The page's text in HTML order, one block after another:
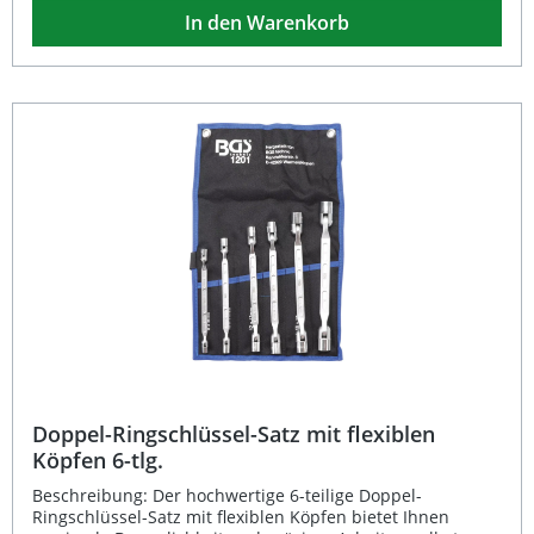
sorgt. Ob in der Profi-Werkstatt oder im privaten Einsatz:
Mit diesem Satz haben Sie stets das passende Werkzeug
griffbereit. 9-teiliges Set mit gängigen Schlüsselweiten 6x7
und Korrosionsschutz In praktischer Tetron-Rolltasche für
Ordnung und Transport Ideal für Werkstatt, Heimwerker
und mobile Einsätze Präzise Fertigung für exakten Sitz an
Schrauben und Muttern Lieferumfang: 1x
Rohrsteckschlüssel-Satz 9-teilig Größen: 6x7, 8x9, 10x11,
12x13, 14x15, 16x17, 18x19, 20x22 mm Tetron-Rolltasche
In den Warenkorb
Doppel-Ringschlüssel-Satz mit flexiblen
Köpfen 6-tlg.
Beschreibung: Der hochwertige 6-teilige Doppel-
Ringschlüssel-Satz mit flexiblen Köpfen bietet Ihnen